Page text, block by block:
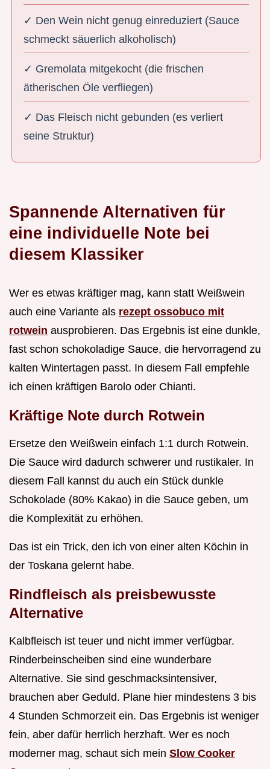
✓ Den Wein nicht genug einreduziert (Sauce
schmeckt säuerlich alkoholisch)
✓ Gremolata mitgekocht (die frischen
ätherischen Öle verfliegen)
✓ Das Fleisch nicht gebunden (es verliert
seine Struktur)
Spannende Alternativen für
eine individuelle Note bei
diesem Klassiker
Wer es etwas kräftiger mag, kann statt Weißwein
auch eine Variante als rezept ossobuco mit
rotwein ausprobieren. Das Ergebnis ist eine dunkle,
fast schon schokoladige Sauce, die hervorragend zu
kalten Wintertagen passt. In diesem Fall empfehle
ich einen kräftigen Barolo oder Chianti.
Kräftige Note durch Rotwein
Ersetze den Weißwein einfach 1:1 durch Rotwein.
Die Sauce wird dadurch schwerer und rustikaler. In
diesem Fall kannst du auch ein Stück dunkle
Schokolade (80% Kakao) in die Sauce geben, um
die Komplexität zu erhöhen.
Das ist ein Trick, den ich von einer alten Köchin in
der Toskana gelernt habe.
Rindfleisch als preisbewusste
Alternative
Kalbfleisch ist teuer und nicht immer verfügbar.
Rinderbeinscheiben sind eine wunderbare
Alternative. Sie sind geschmacksintensiver,
brauchen aber Geduld. Plane hier mindestens 3 bis
4 Stunden Schmorzeit ein. Das Ergebnis ist weniger
fein, aber dafür herrlich herzhaft. Wer es noch
moderner mag, schaut sich mein Slow Cooker